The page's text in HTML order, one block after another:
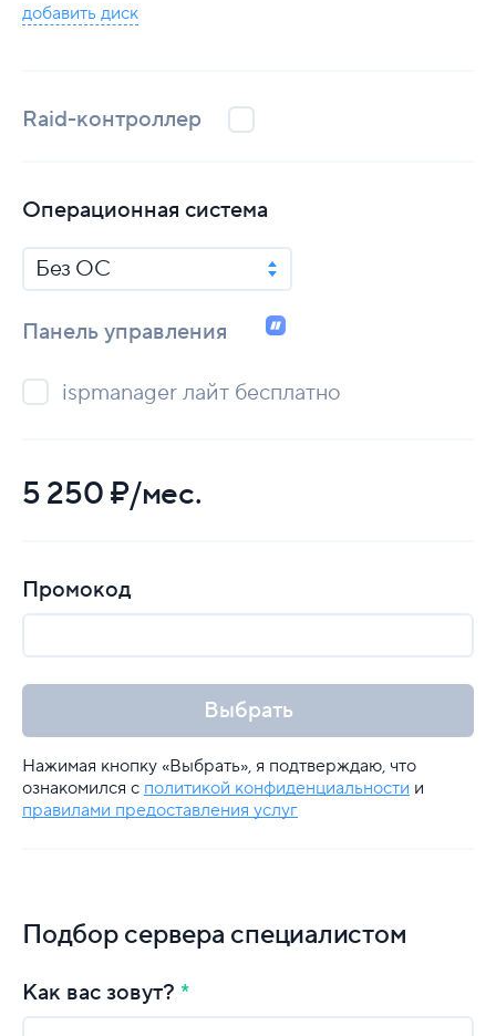
добавить диск
Raid-контроллер
Операционная система
Без ОС
Панель управления
ispmanager лайт бесплатно
5 250₽/мес.
Промокод
Выбрать
Нажимая кнопку «Выбрать», я подтверждаю, что
ознакомился с политикой конфиденциальности и
правилами предоставления услуг
Подбор сервера специалистом
Как вас зовут?